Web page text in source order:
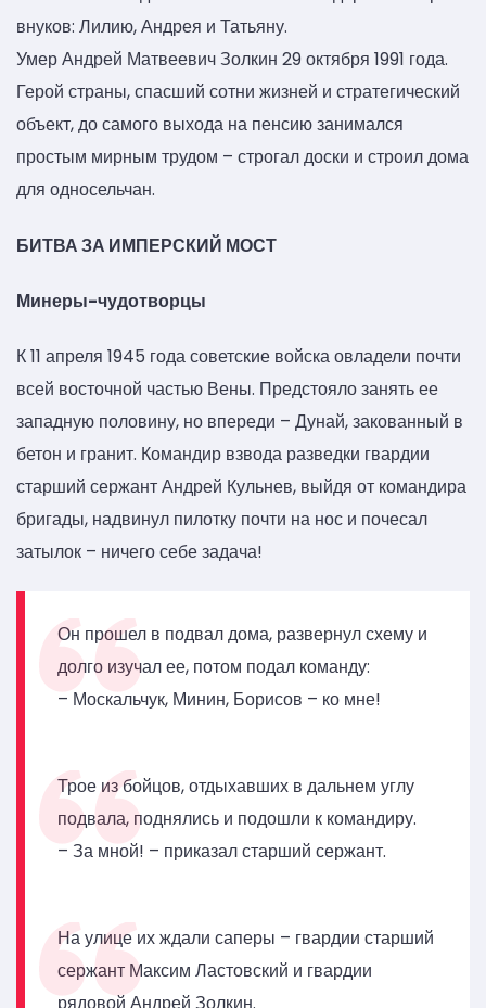
внуков: Лилию, Андрея и Татьяну.
Умер Андрей Матвеевич Золкин 29 октября 1991 года.
Герой страны, спасший сотни жизней и стратегический
объект, до самого выхода на пенсию занимался
простым мирным трудом – строгал доски и строил дома
для односельчан.
БИТВА ЗА ИМПЕРСКИЙ МОСТ
Минеры-чудотворцы
К 11 апреля 1945 года советские войска овладели почти
всей восточной частью Вены. Предстояло занять ее
западную половину, но впереди – Дунай, закованный в
бетон и гранит. Командир взвода разведки гвардии
старший сержант Андрей Кульнев, выйдя от командира
бригады, надвинул пилотку почти на нос и почесал
затылок – ничего себе задача!
Он прошел в подвал дома, развернул схему и
долго изучал ее, потом подал команду:
– Москальчук, Минин, Борисов – ко мне!
Трое из бойцов, отдыхавших в дальнем углу
подвала, поднялись и подошли к командиру.
– За мной! – приказал старший сержант.
На улице их ждали саперы – гвардии старший
сержант Максим Ластовский и гвардии